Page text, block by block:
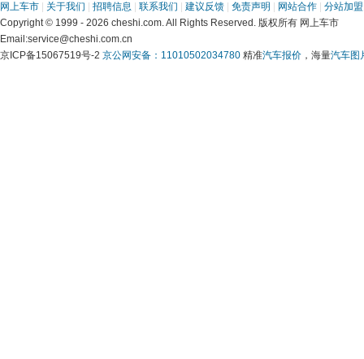
网上车市 关于我们 招聘信息 联系我们 建议反馈 免责声明 网站合作
分站加盟
Copyright © 1999 - 2026 cheshi.com. All Rights Reserved. 版权所有 网上车市
Email:service@cheshi.com.cn
京ICP备15067519号-2 京公网安备：11010502034780 精准汽车报价 ，海量汽车图